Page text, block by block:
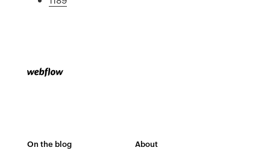
On the blog About